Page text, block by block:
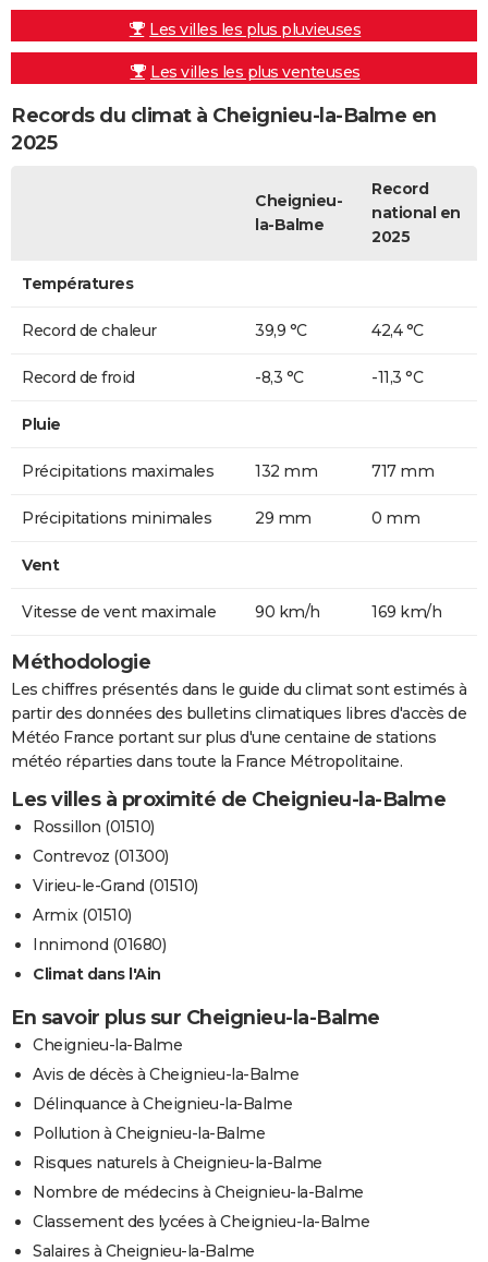
Les villes les plus pluvieuses
Les villes les plus venteuses
Records du climat à Cheignieu-la-Balme en
2025
Cheignieu-
la-Balme
Record
national en
2025
Températures
Record de chaleur 39,9 °C 42,4 °C
Record de froid -8,3 °C -11,3 °C
Pluie
Précipitations maximales 132 mm 717 mm
Précipitations minimales 29 mm 0 mm
Vent
Vitesse de vent maximale 90 km/h 169 km/h
Méthodologie
Les chiffres présentés dans le guide du climat sont estimés à
partir des données des bulletins climatiques libres d'accès de
Météo France portant sur plus d'une centaine de stations
météo réparties dans toute la France Métropolitaine.
Les villes à proximité de Cheignieu-la-Balme
Rossillon (01510)
Contrevoz (01300)
Virieu-le-Grand (01510)
Armix (01510)
Innimond (01680)
Climat dans l'Ain
En savoir plus sur Cheignieu-la-Balme
Cheignieu-la-Balme
Avis de décès à Cheignieu-la-Balme
Délinquance à Cheignieu-la-Balme
Pollution à Cheignieu-la-Balme
Risques naturels à Cheignieu-la-Balme
Nombre de médecins à Cheignieu-la-Balme
Classement des lycées à Cheignieu-la-Balme
Salaires à Cheignieu-la-Balme